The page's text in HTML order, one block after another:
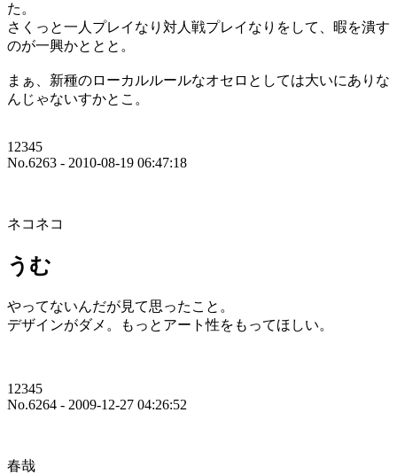
た。
さくっと一人プレイなり対人戦プレイなりをして、暇を潰す
のが一興かととと。
まぁ、新種のローカルルールなオセロとしては大いにありな
んじゃないすかとこ。
12345
No.6263 - 2010-08-19 06:47:18
ネコネコ
うむ
やってないんだが見て思ったこと。
デザインがダメ。もっとアート性をもってほしい。
12345
No.6264 - 2009-12-27 04:26:52
春哉